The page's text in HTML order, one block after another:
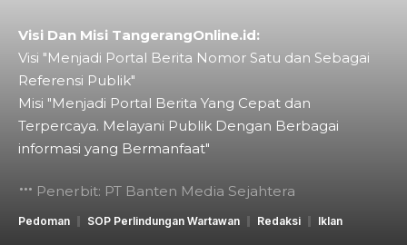
Visi Dan Misi TangerangOnline.id:
Visi "Menjadi Portal Berita Nomor Satu dan Sebagai
Referensi Publik"
Misi "Menjadi Portal Berita Yang Cepat dan
Terpercaya. Melayani Publik Dengan Berbagai
informasi yang Bermanfaat"
Penerbit: PT Banten Media Sejahtera
Pedoman SOP Perlindungan Wartawan Redaksi Iklan